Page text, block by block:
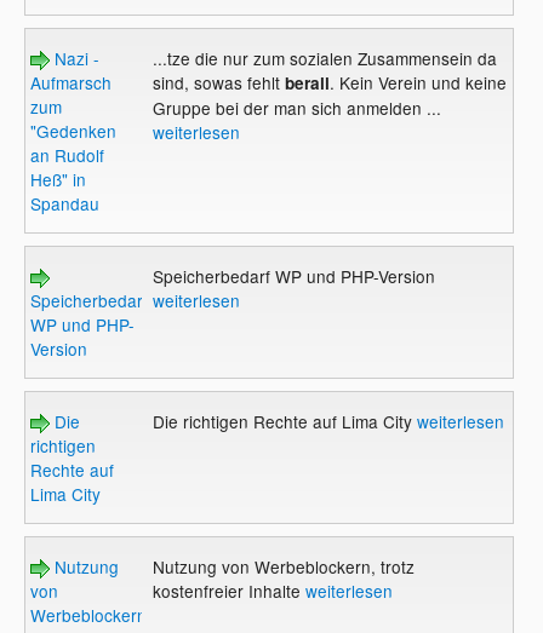
Nazi -
Aufmarsch
zum
"Gedenken
an Rudolf
Heß" in
Spandau
...tze die nur zum sozialen Zusammensein da
sind, sowas fehlt berall. Kein Verein und keine
Gruppe bei der man sich anmelden ...
weiterlesen
Speicherbedarf
WP und PHP-
Version
Speicherbedarf WP und PHP-Version
weiterlesen
Die
richtigen
Rechte auf
Lima City
Die richtigen Rechte auf Lima City weiterlesen
Nutzung
von
Werbeblockern,
Nutzung von Werbeblockern, trotz
kostenfreier Inhalte weiterlesen